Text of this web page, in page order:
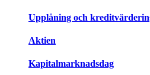
Upplåning och
Aktien
Kapitalmarknadsdag